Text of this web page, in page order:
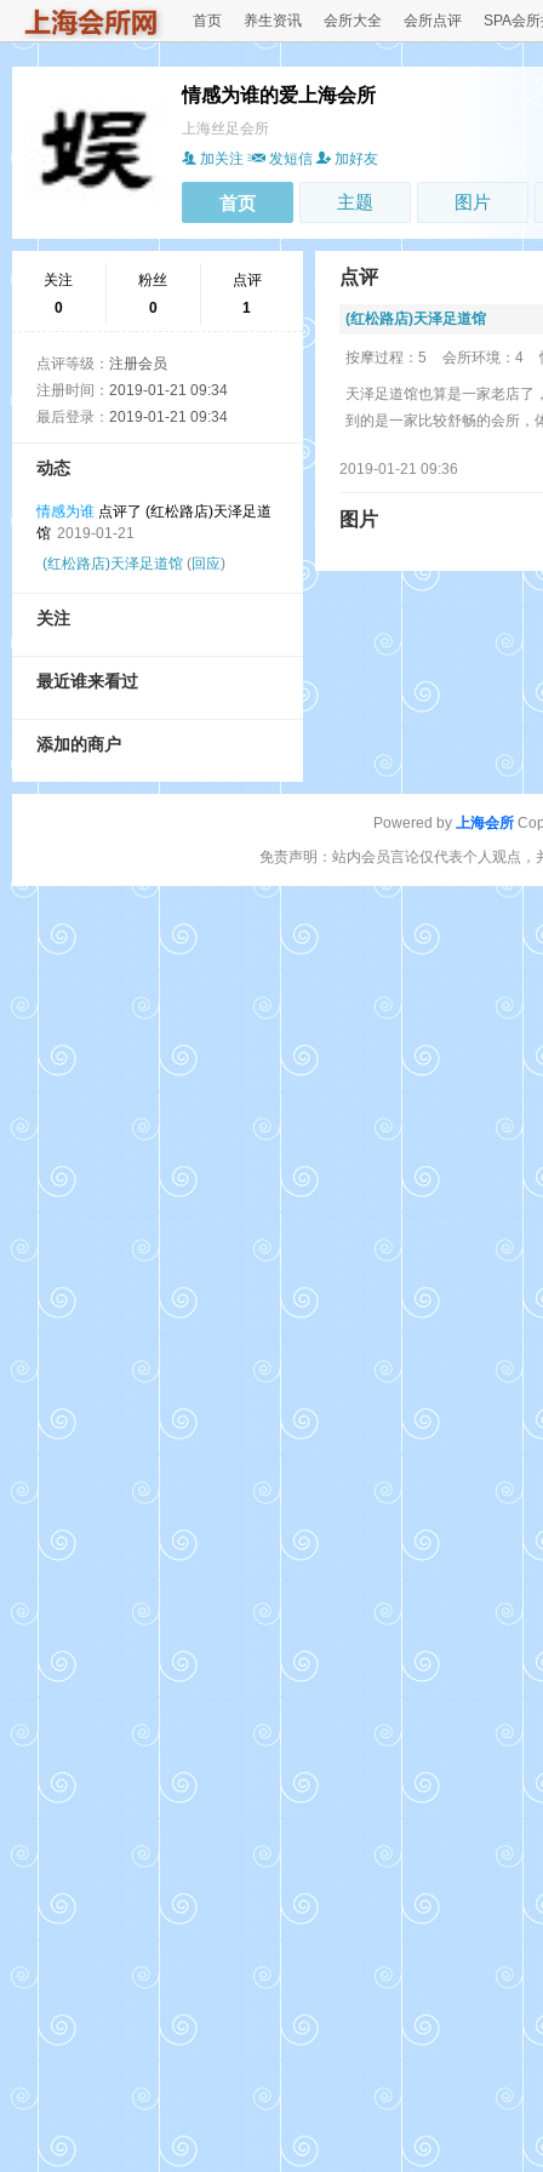
首页 养生资讯 会所大全 会所点评 SPA会
情感为谁的爱上海会所
上海丝足会所
加关注
发短信 加好友
首页 主题 图片
关注
0
粉丝
0
点评
1
点评等级： 注册会员
注册时间： 2019-01-21 09:34
最后登录： 2019-01-21 09:34
动态
情感为谁 点评了 (红松路店)天泽足道
馆 2019-01-21
(红松路店)天泽足道馆 (回应)
关注
最近谁来看过
添加的商户
点评
(红松路店)天泽足道馆
按摩过程：5 会所环境：4
天泽足道馆也算是一家老店了
到的是一家比较舒畅的会所，
2019-01-21 09:36
图片
Powered by 上海会所
免责声明：站内会员言论仅代表个人观点